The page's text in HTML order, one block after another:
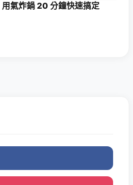
氣炸鍋 20 分鐘快速搞定